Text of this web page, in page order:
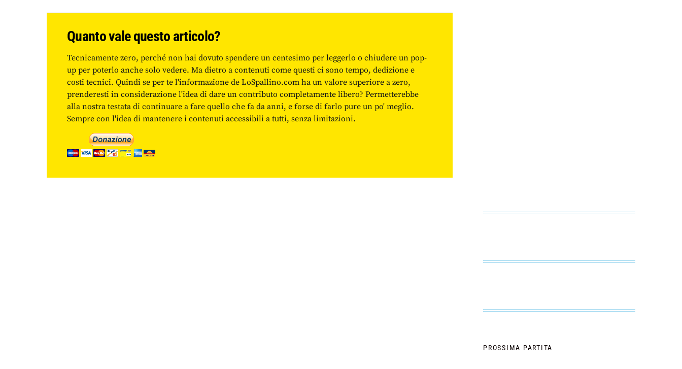
Quanto vale questo articolo?
Tecnicamente zero, perché non hai dovuto spendere un centesimo per leggerlo o chiudere un pop-
up per poterlo anche solo vedere. Ma dietro a contenuti come questi ci sono tempo, dedizione e
costi tecnici. Quindi se per te l'informazione de LoSpallino.com ha un valore superiore a zero,
prenderesti in considerazione l'idea di dare un contributo completamente libero? Permetterebbe
alla nostra testata di continuare a fare quello che fa da anni, e forse di farlo pure un po' meglio.
Sempre con l'idea di mantenere i contenuti accessibili a tutti, senza limitazioni.
PROSSIMA PARTITA